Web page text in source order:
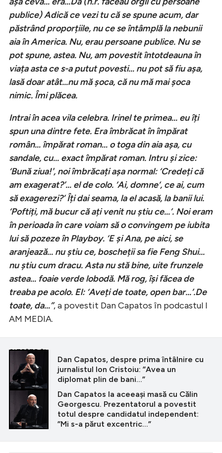
publice) Adică ce vezi tu că se spune acum, dar
păstrând proporțiile, nu ce se întâmplă la nebunii
aia în America. Nu, erau persoane publice. Nu se
pot spune, astea. Nu, am povestit întotdeauna în
viața asta ce s-a putut povesti… nu pot să fiu așa,
lasă doar atât…nu mă șoca, că nu mă mai șoca
nimic. Îmi plăcea.
Intrai în acea vila celebra. Irinel te primea… eu îți
spun una dintre fete. Era îmbrăcat în împărat
român… împărat roman… o toga din aia așa, cu
sandale, cu… exact împărat roman. Intru și zice:
‘Bună ziua!', noi îmbrăcați așa normal: ‘Credeți că
am exagerat?’… el de colo. ‘Ai, domne‘, ce ai, cum
să exagerezi?’ Îți dai seama, la el acasă, la banii lui.
‘Poftiți, mă bucur că ați venit nu știu ce…’. Noi eram
în perioada în care voiam să o convingem pe iubita
lui să pozeze în Playboy. ‘E și Ana, pe aici, se
aranjează… nu știu ce, boscheții sa fie Feng Shui…
nu știu cum dracu. Asta nu stă bine, uite frunzele
astea… foaie verde lobodă. Mă rog, își făcea de
treaba pe acolo. El: ‘Aveți de toate, open bar…’.De
toate, da…”, a povestit Dan Capatos în podcastul I
AM MEDIA.
CITEȘTE ȘI
Dan Capatos, despre prima întâlnire cu
jurnalistul Ion Cristoiu: ”Avea un
diplomat plin de bani...”
Dan Capatos la aceeași masă cu Călin
Georgescu. Prezentatorul a povestit
totul despre candidatul independent:
”Mi s-a părut excentric...”